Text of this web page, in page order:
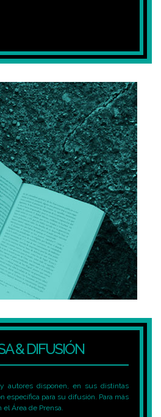
& DIFUSIÓN
autores disponen, en sus distintas
específica para su difusión. Para más
el Área de Prensa.